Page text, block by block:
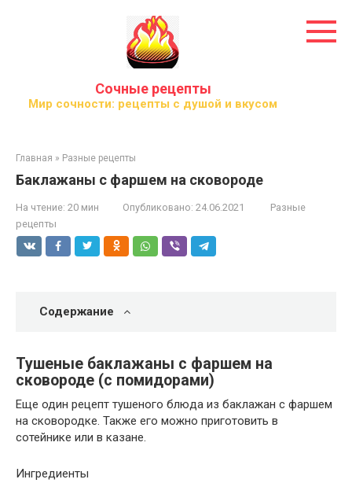
Сочные рецепты
Мир сочности: рецепты с душой и вкусом
Главная » Разные рецепты
Баклажаны с фаршем на сковороде
На чтение: 20 мин Опубликовано: 24.06.2021
Разные
рецепты
Содержание
Тушеные баклажаны с фаршем на
сковороде (с помидорами)
Еще один рецепт тушеного блюда из баклажан с фаршем
на сковородке. Также его можно приготовить в
сотейнике или в казане.
Ингредиенты